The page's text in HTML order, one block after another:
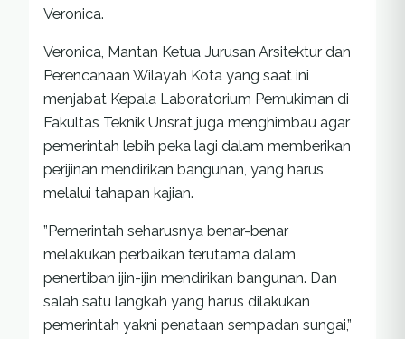
Veronica.
Veronica, Mantan Ketua Jurusan Arsitektur dan
Perencanaan Wilayah Kota yang saat ini
menjabat Kepala Laboratorium Pemukiman di
Fakultas Teknik Unsrat juga menghimbau agar
pemerintah lebih peka lagi dalam memberikan
perijinan mendirikan bangunan, yang harus
melalui tahapan kajian.
”Pemerintah seharusnya benar-benar
melakukan perbaikan terutama dalam
penertiban ijin-ijin mendirikan bangunan. Dan
salah satu langkah yang harus dilakukan
pemerintah yakni penataan sempadan sungai,”